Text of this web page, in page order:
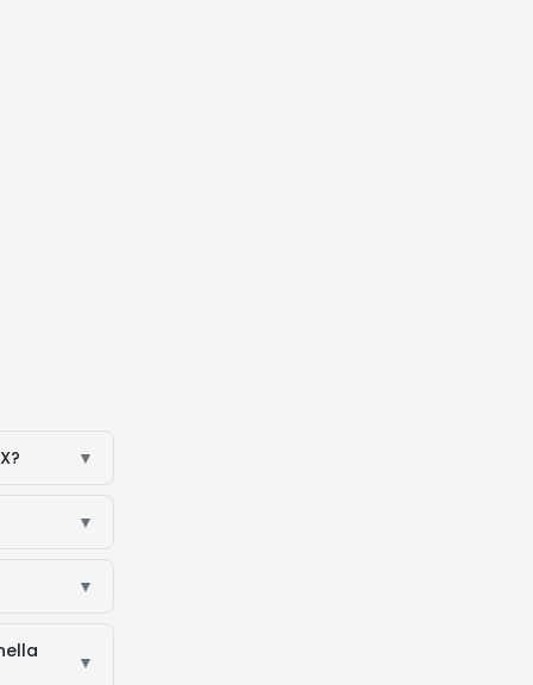
▼
▼
▼
▼